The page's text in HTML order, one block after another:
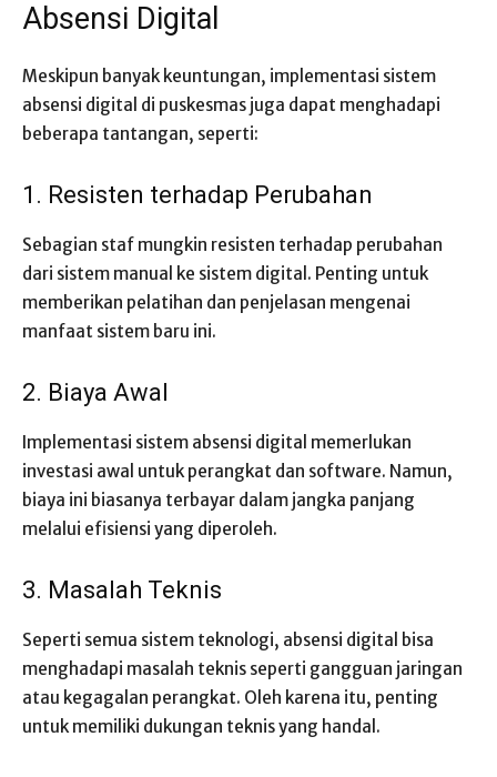
Absensi Digital
Meskipun banyak keuntungan, implementasi sistem
absensi digital di puskesmas juga dapat menghadapi
beberapa tantangan, seperti:
1. Resisten terhadap Perubahan
Sebagian staf mungkin resisten terhadap perubahan
dari sistem manual ke sistem digital. Penting untuk
memberikan pelatihan dan penjelasan mengenai
manfaat sistem baru ini.
2. Biaya Awal
Implementasi sistem absensi digital memerlukan
investasi awal untuk perangkat dan software. Namun,
biaya ini biasanya terbayar dalam jangka panjang
melalui efisiensi yang diperoleh.
3. Masalah Teknis
Seperti semua sistem teknologi, absensi digital bisa
menghadapi masalah teknis seperti gangguan jaringan
atau kegagalan perangkat. Oleh karena itu, penting
untuk memiliki dukungan teknis yang handal.